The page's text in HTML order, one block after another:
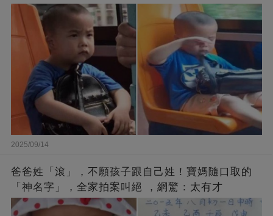
2025/09/14
爸爸姓「滾」，不願孩子跟自己姓！寶媽隨口取的
「神名字」，全家拍案叫絕 ，網驚：太有才